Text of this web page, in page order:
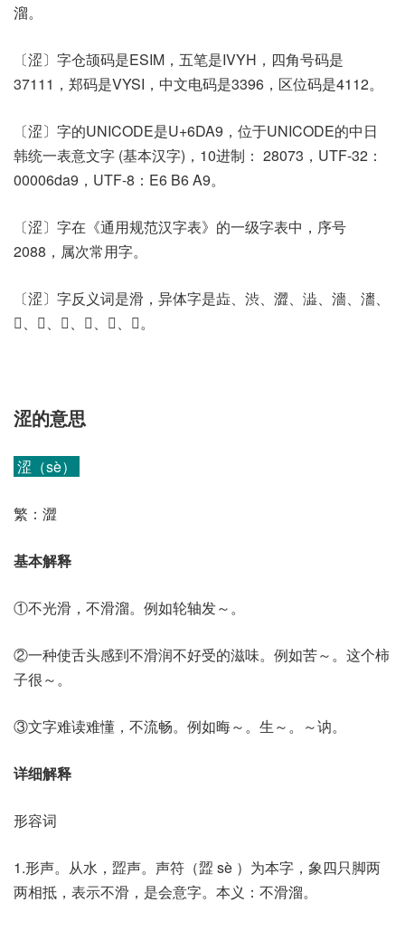
溜。
〔涩〕字仓颉码是ESIM，五笔是IVYH，四角号码是
37111，郑码是VYSI，中文电码是3396，区位码是4112。
〔涩〕字的UNICODE是U+6DA9，位于UNICODE的中日
韩统一表意文字 (基本汉字)，10进制： 28073，UTF-32：
00006da9，UTF-8：E6 B6 A9。
〔涩〕字在《通用规范汉字表》的一级字表中，序号
2088，属次常用字。
〔涩〕字反义词是滑，异体字是歮、渋、澀、澁、濇、瀒、
𡉔、𣴻、𣹣、𣾫、𣿠、𤁍。
涩的意思
涩（sè）
繁：澀
基本解释
①不光滑，不滑溜。例如轮轴发～。
②一种使舌头感到不滑润不好受的滋味。例如苦～。这个柿
子很～。
③文字难读难懂，不流畅。例如晦～。生～。～讷。
详细解释
形容词
1.形声。从水，歰声。声符（歰 sè ）为本字，象四只脚两
两相抵，表示不滑，是会意字。本义：不滑溜。